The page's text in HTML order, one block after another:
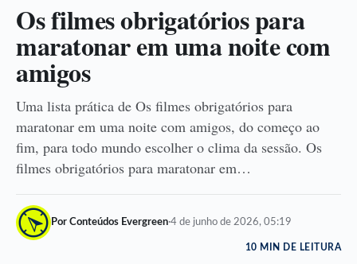
Os filmes obrigatórios para
maratonar em uma noite com
amigos
Uma lista prática de Os filmes obrigatórios para
maratonar em uma noite com amigos, do começo ao
fim, para todo mundo escolher o clima da sessão. Os
filmes obrigatórios para maratonar em…
Por Conteúdos Evergreen·4 de junho de 2026, 05:19
10 MIN DE LEITURA